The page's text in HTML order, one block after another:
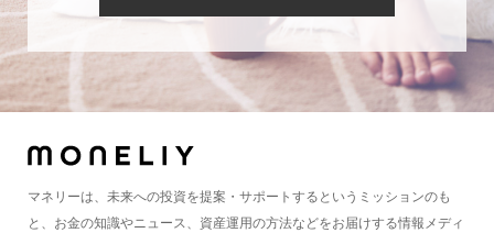
マネリーは、未来への投資を提案・サポートするというミッションのも
と、お金の知識やニュース、資産運用の方法などをお届けする情報メディ